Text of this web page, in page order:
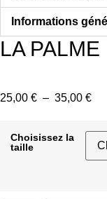
Informations
LA PALME
25,00 € – 35,00 €
Choisissez la
taille